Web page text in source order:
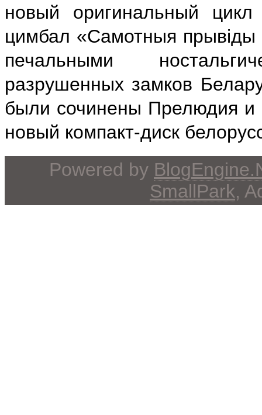
новый оригинальный
цимбал «Самотныя прывіды
печальными
разрушенных замков
были сочинены Прелюдия и
новый компакт-диск
Powered by
SmallPark,